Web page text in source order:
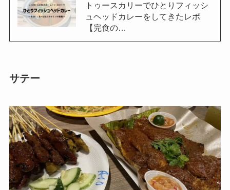
トゥースカリーでひとりフィッシ
ュヘッドカレーをしてきたレポ
【完食の…
サテー